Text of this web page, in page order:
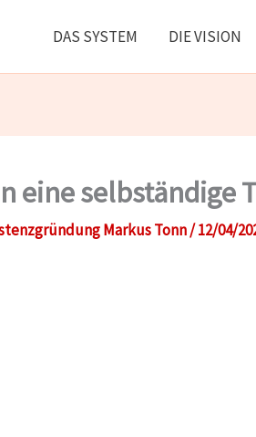
DAS SYSTEM DIE VISION
eine selbständige
Markus Tonn/12/04/